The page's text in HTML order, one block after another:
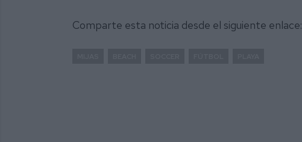
Comparte esta noticia desde el siguiente enlace: